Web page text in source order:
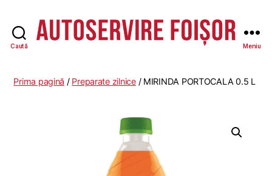
Caută Meniu
Prima pagină / Preparate zilnice/ MIRINDA PORTOCALA 0.5 L